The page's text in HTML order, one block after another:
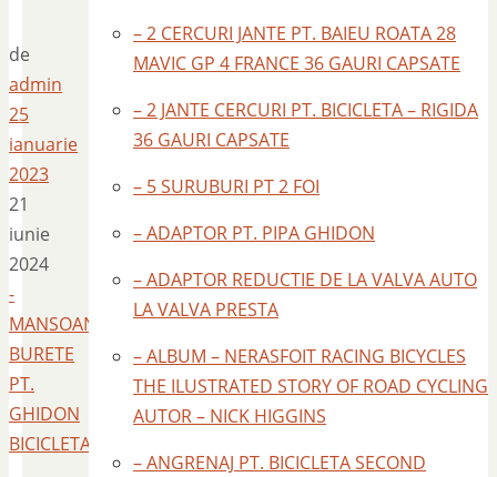
de
admin
25
ianuarie
2023
21
iunie
2024
-
MANSOANE
BURETE
PT.
GHIDON
BICICLETA
– 2 CERCURI JANTE PT. BAIEU ROATA 28
MAVIC GP 4 FRANCE 36 GAURI CAPSATE
– 2 JANTE CERCURI PT. BICICLETA – RIGIDA
36 GAURI CAPSATE
– 5 SURUBURI PT 2 FOI
– ADAPTOR PT. PIPA GHIDON
– ADAPTOR REDUCTIE DE LA VALVA AUTO
LA VALVA PRESTA
– ALBUM – NERASFOIT RACING BICYCLES
THE ILUSTRATED STORY OF ROAD CYCLING
AUTOR – NICK HIGGINS
– ANGRENAJ PT. BICICLETA SECOND